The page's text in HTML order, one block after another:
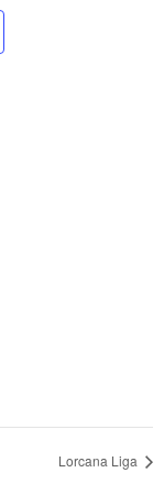
Lorcana Liga